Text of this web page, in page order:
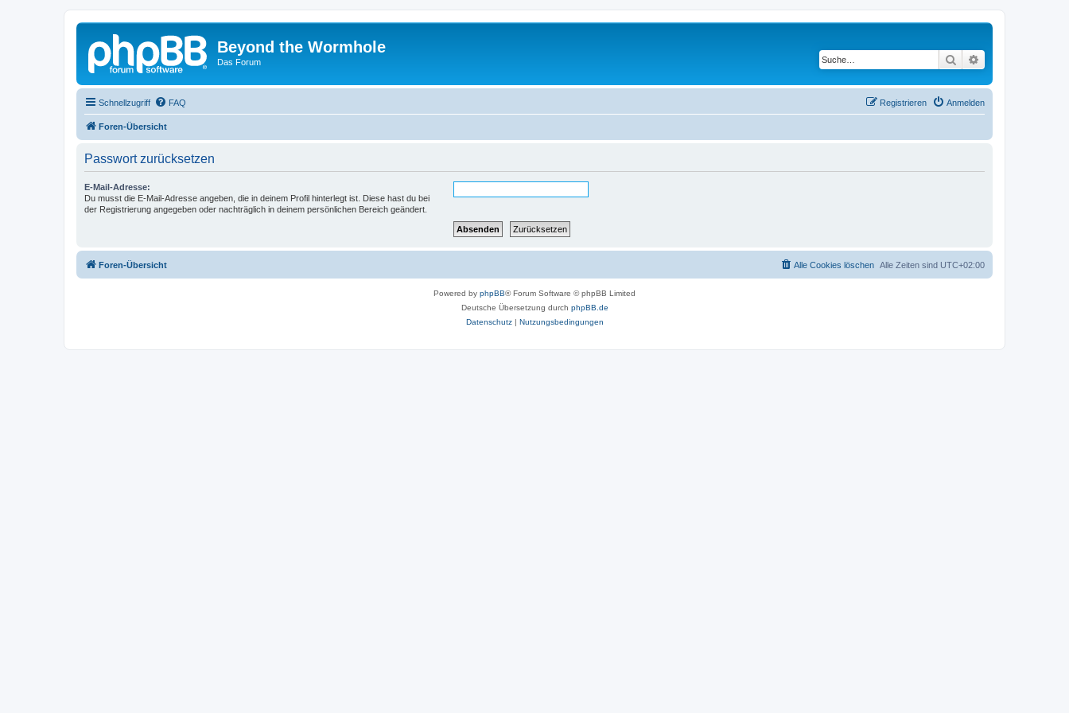
Beyond the Wormhole
Das Forum Suche
Schnellzugriff FAQ Anmelden
Registrieren
Foren-Übersicht
Passwort zurücksetzen
E-Mail-Adresse:
Du musst die E-Mail-Adresse angeben, die in deinem Profil hinterlegt ist. Diese hast du bei
der Registrierung angegeben oder nachträglich in deinem persönlichen Bereich geändert.
Foren-Übersicht Alle Zeiten sind UTC+02:00
Alle Cookies löschen
Powered by phpBB® Forum Software © phpBB Limited
Deutsche Übersetzung durch phpBB.de
Datenschutz| Nutzungsbedingungen